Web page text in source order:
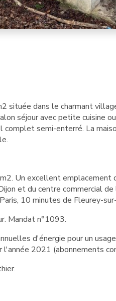
située dans le charmant
séjour avec petite cuisine
semi-enterré. La
Un excellent emplacement
et du centre commercial
10 minutes de Fleurey-
Mandat n°1093.
d'énergie pour un
l'année 2021 (abonnements